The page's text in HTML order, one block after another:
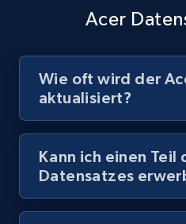
Acer
Wie oft wird der
aktualisiert?
Kann ich einen Teil
Datensatzes